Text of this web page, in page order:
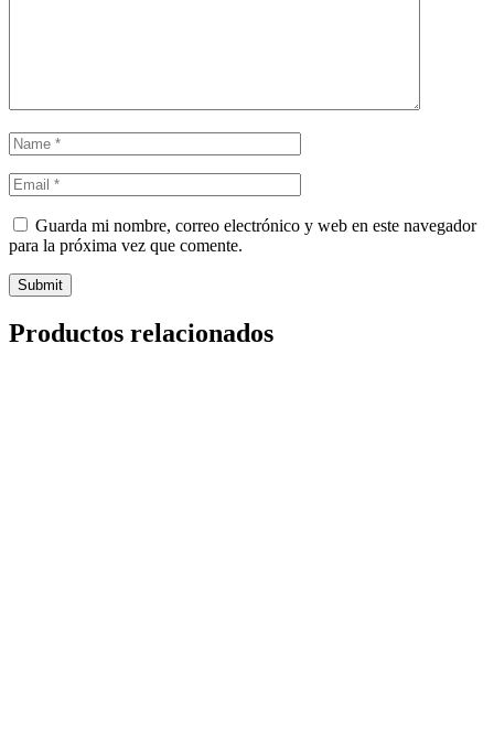
Guarda mi nombre, correo electrónico y web en este navegador
para la próxima vez que comente.
Productos relacionados